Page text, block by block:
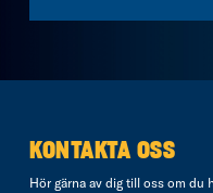
KONTAKTA OSS
Hör gärna av dig till oss om du